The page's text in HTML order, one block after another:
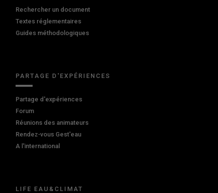
Rechercher un document
Textes réglementaires
Guides méthodologiques
PARTAGE D'EXPÉRIENCES
Partage d'expériences
Forum
Réunions des animateurs
Rendez-vous Gest'eau
A l'international
LIFE EAU&CLIMAT